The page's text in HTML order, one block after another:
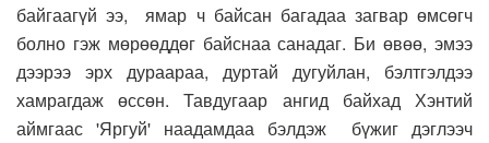
байгаагүй ээ, ямар ч байсан багадаа загвар өмсөгч
болно гэж мөрөөддөг байснаа санадаг. Би өвөө, эмээ
дээрээ эрх дураараа, дуртай дугуйлан, бэлтгэлдээ
хамрагдаж өссөн. Тавдугаар ангид байхад Хэнтий
аймгаас 'Яргуй' наадамдаа бэлдэж бүжиг дэглээч